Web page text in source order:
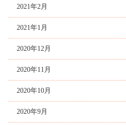
2021年2月
2021年1月
2020年12月
2020年11月
2020年10月
2020年9月